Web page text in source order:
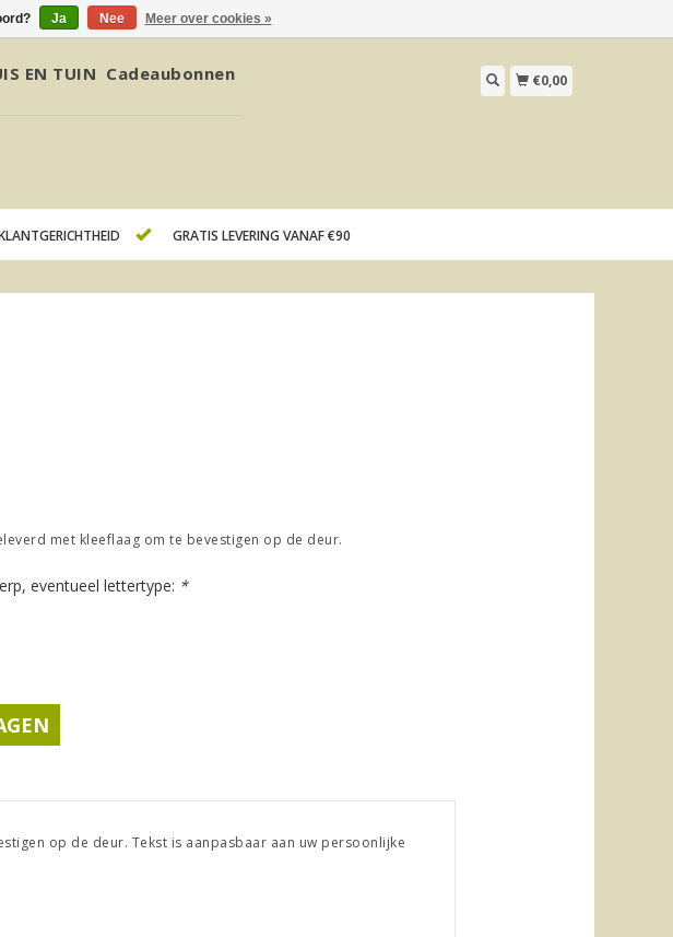
EN TUIN Cadeaubonnen
€0,00
GRATIS LEVERING VANAF €90
met kleeflaag om te bevestigen op de deur.
eventueel lettertype: *
op de deur. Tekst is aanpasbaar aan uw persoonlijke
Ja Nee Meer over cookies »